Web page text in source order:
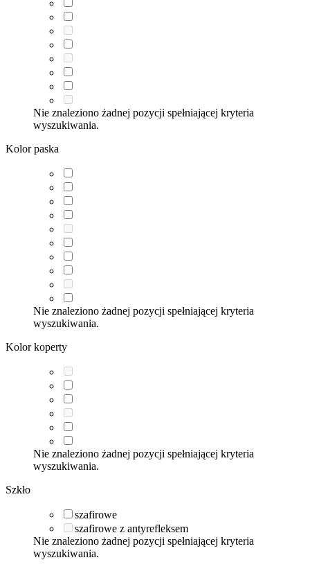
Nie znaleziono żadnej pozycji spełniającej kryteria
wyszukiwania.
Kolor paska
Nie znaleziono żadnej pozycji spełniającej kryteria
wyszukiwania.
Kolor koperty
Nie znaleziono żadnej pozycji spełniającej kryteria
wyszukiwania.
Szkło
szafirowe
szafirowe z antyrefleksem
Nie znaleziono żadnej pozycji spełniającej kryteria
wyszukiwania.